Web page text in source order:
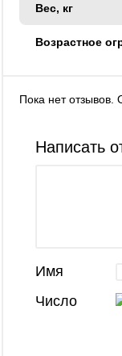
Вес, кг
Возрастное
Пока нет отзывов.
Написать
Имя
Число